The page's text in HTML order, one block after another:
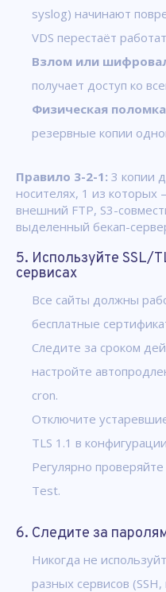
syslog) начинают
VDS перестаёт
Взлом или
получает доступ ко
Физическая
резервные копии
Правило 3-2-1: 3 копии
носителях, 1 из
внешний FTP, S3-
выделенный бекап-
5. Используйте SSL/
сервисах
Все сайты должны
бесплатные
Следите за сроком
настройте
cron.
Отключите
TLS 1.1 в
Регулярно
Test.
6. Следите за
Никогда не
разных сервисов